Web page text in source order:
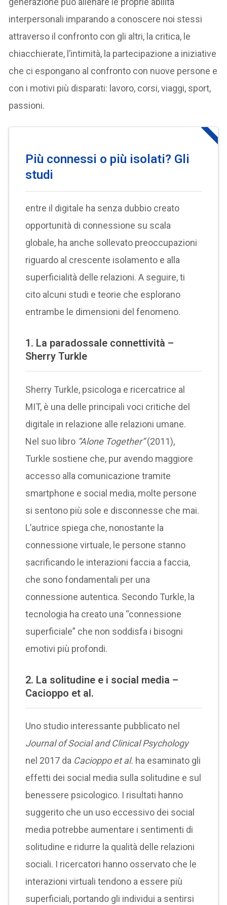
interpersonali imparando a conoscere noi stessi
attraverso il confronto con gli altri, la critica, le
chiacchierate, l’intimità, la partecipazione a iniziative
che ci espongano al confronto con nuove persone e
con i motivi più disparati: lavoro, corsi, viaggi, sport,
passioni.
Più connessi o più isolati? Gli
studi
entre il digitale ha senza dubbio creato
opportunità di connessione su scala
globale, ha anche sollevato preoccupazioni
riguardo al crescente isolamento e alla
superficialità delle relazioni. A seguire, ti
cito alcuni studi e teorie che esplorano
entrambe le dimensioni del fenomeno.
1. La paradossale connettività –
Sherry Turkle
Sherry Turkle, psicologa e ricercatrice al
MIT, è una delle principali voci critiche del
digitale in relazione alle relazioni umane.
Nel suo libro “Alone Together”(2011),
Turkle sostiene che, pur avendo maggiore
accesso alla comunicazione tramite
smartphone e social media, molte persone
si sentono più sole e disconnesse che mai.
L’autrice spiega che, nonostante la
connessione virtuale, le persone stanno
sacrificando le interazioni faccia a faccia,
che sono fondamentali per una
connessione autentica. Secondo Turkle, la
tecnologia ha creato una “connessione
superficiale” che non soddisfa i bisogni
emotivi più profondi.
2. La solitudine e i social media –
Cacioppo et al.
Uno studio interessante pubblicato nel
Journal of Social and Clinical Psychology
nel 2017 da Cacioppo et al. ha esaminato gli
effetti dei social media sulla solitudine e sul
benessere psicologico. I risultati hanno
suggerito che un uso eccessivo dei social
media potrebbe aumentare i sentimenti di
solitudine e ridurre la qualità delle relazioni
sociali. I ricercatori hanno osservato che le
interazioni virtuali tendono a essere più
superficiali, portando gli individui a sentirsi